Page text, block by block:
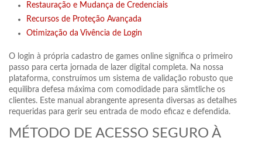
Restauração e Mudança de Credenciais
Recursos de Proteção Avançada
Otimização da Vivência de Login
O login à própria cadastro de games online significa o primeiro
passo para certa jornada de lazer digital completa. Na nossa
plataforma, construímos um sistema de validação robusto que
equilibra defesa máxima com comodidade para sämtliche os
clientes. Este manual abrangente apresenta diversas as detalhes
requeridas para gerir seu entrada de modo eficaz e defendida.
MÉTODO DE ACESSO SEGURO À